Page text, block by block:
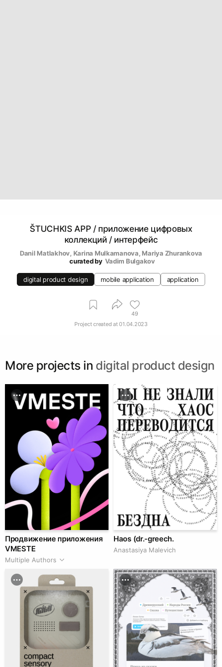
ŠTUCHKIS APP / приложение цифровых
коллекций / интерфейс
Danil Matlakhov, Karina Mulkamanova, Mariya Zhurankova
curated by Vadim Bulgakov
digital product design mobile application application
49
Project created at01.04.2023
More projects in digital product design
Продвижение приложения
VMESTE
Multiple Authors
Haos (dr.-greech.
Anastasiya Malevich